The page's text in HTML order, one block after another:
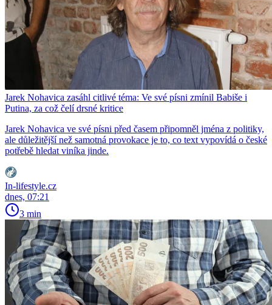
Jarek Nohavica zasáhl citlivé téma: Ve své písni zmínil Babiše i
Putina, za což čelí drsné kritice
Jarek Nohavica ve své písni před časem připomněl jména z politiky,
ale důležitější než samotná provokace je to, co text vypovídá o české
potřebě hledat viníka jinde.
In-lifestyle.cz
dnes, 07:21
3 min